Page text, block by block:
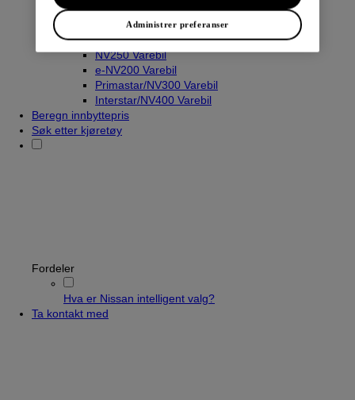
Navara
Townstar Varebil
Townstar El-Varebil
NV250 Varebil
e-NV200 Varebil
Primastar/NV300 Varebil
Interstar/NV400 Varebil
Beregn innbyttepris
Søk etter kjøretøy
Fordeler
Hva er Nissan intelligent valg?
Ta kontakt med
Administrer preferanser